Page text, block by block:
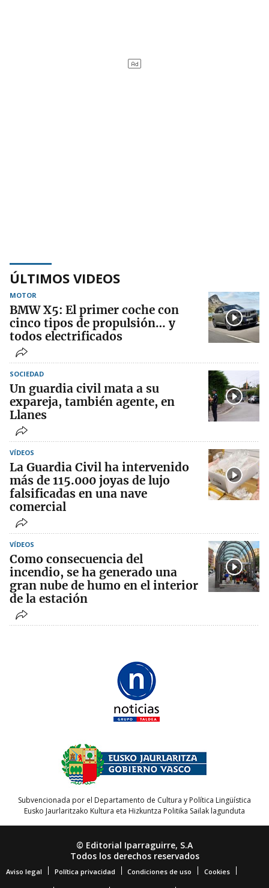
ÚLTIMOS VIDEOS
MOTOR
BMW X5: El primer coche con
cinco tipos de propulsión… y
todos electrificados
SOCIEDAD
Un guardia civil mata a su
expareja, también agente, en
Llanes
VÍDEOS
La Guardia Civil ha intervenido
más de 115.000 joyas de lujo
falsificadas en una nave
comercial
VÍDEOS
Como consecuencia del
incendio, se ha generado una
gran nube de humo en el interior
de la estación
Subvencionada por el Departamento de Cultura y Política Lingüística
Eusko Jaurlaritzako Kultura eta Hizkuntza Politika Sailak lagunduta
© Editorial Iparraguirre, S.A
Todos los derechos reservados
Aviso legal Política privacidad Condiciones de uso Cookies